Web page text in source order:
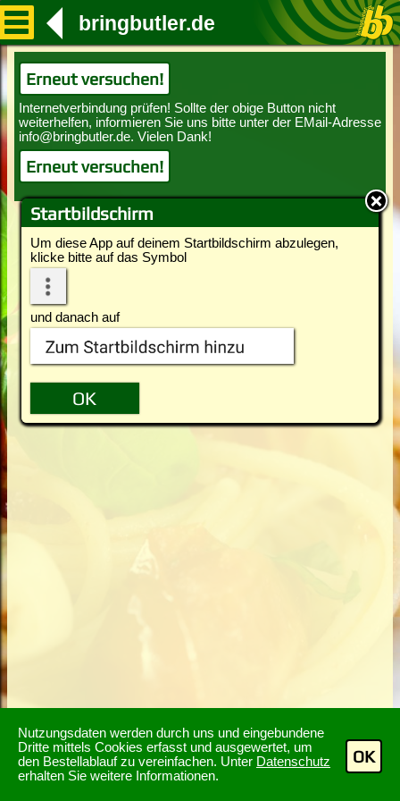
Nutzungsdaten werden durch uns und eingebundene
Dritte mittels Cookies erfasst und ausgewertet, um
den Bestellablauf zu vereinfachen. Unter Datenschutz
erhalten Sie weitere Informationen.
OK
Startbildschirm
Um diese App auf deinem Startbildschirm abzulegen,
klicke bitte auf das Symbol
und danach auf
bringbutler.de
Erneut versuchen!
Erneut versuchen!